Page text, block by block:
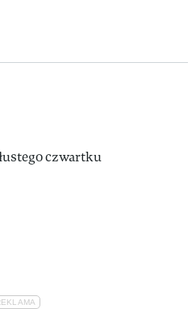
czwartku